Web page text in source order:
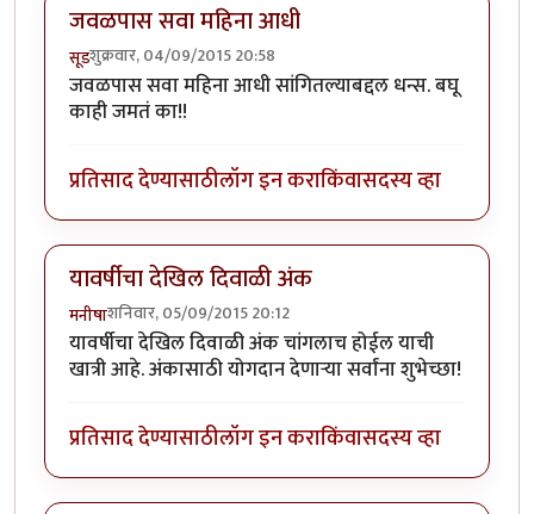
जवळपास सवा महिना आधी
सूडशुक्रवार, 04/09/2015 20:58
जवळपास सवा महिना आधी सांगितल्याबद्दल धन्स. बघू
काही जमतं का!!
प्रतिसाद देण्यासाठीलॉग इन कराकिंवासदस्य व्हा
यावर्षीचा देखिल दिवाळी अंक
मनीषाशनिवार, 05/09/2015 20:12
यावर्षीचा देखिल दिवाळी अंक चांगलाच होईल याची
खात्री आहे. अंकासाठी योगदान देणार्‍या सर्वांना शुभेच्छा!
प्रतिसाद देण्यासाठीलॉग इन कराकिंवासदस्य व्हा